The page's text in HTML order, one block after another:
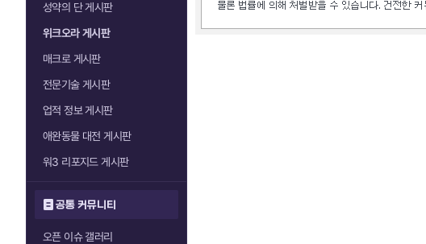
성약의 단 게시판
위크오라 게시판
매크로 게시판
전문기술 게시판
업적 정보 게시판
애완동물 대전 게시판
워3 리포지드 게시판
공통 커뮤니티
오픈 이슈 갤러리